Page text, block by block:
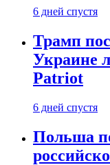
6 дней спустя
Трамп
Украине
Patriot
6 дней спустя
Польша